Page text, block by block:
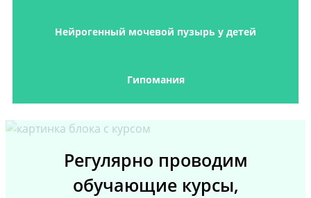
Нейрогенный мочевой пузырь у детей
Гипомания
Регулярно проводим
обучающие курсы,